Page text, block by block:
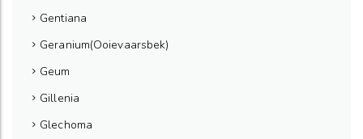
Gentiana
Geranium(Ooievaarsbek)
Geum
Gillenia
Glechoma